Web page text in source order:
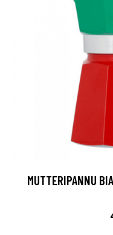
MUTTERIPANNU